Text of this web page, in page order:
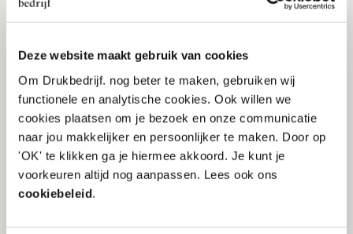
Deze website maakt gebruik van cookies
Om Drukbedrijf. nog beter te maken, gebruiken wij
functionele en analytische cookies. Ook willen we
cookies plaatsen om je bezoek en onze communicatie
naar jou makkelijker en persoonlijker te maken. Door op
'OK' te klikken ga je hiermee akkoord. Je kunt je
voorkeuren altijd nog aanpassen. Lees ook ons
cookiebeleid.
Zakelijke kerstkaarten